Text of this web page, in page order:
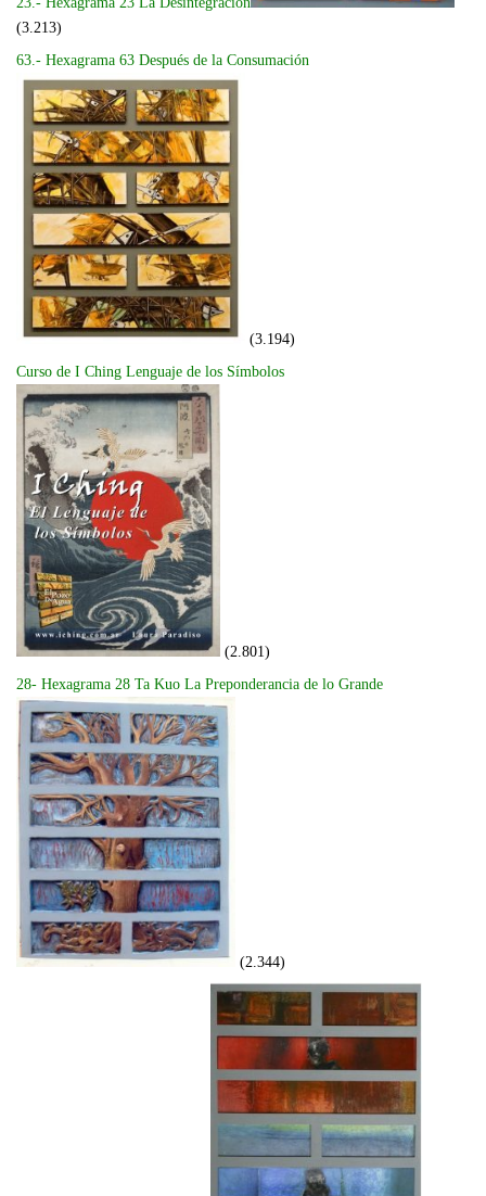
(3.213)
63.- Hexagrama 63 Después de la Consumación
(3.194)
Curso de I Ching Lenguaje de los Símbolos
(2.801)
28- Hexagrama 28 Ta Kuo La Preponderancia de lo Grande
(2.344)